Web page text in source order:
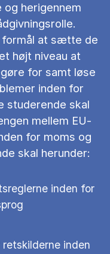
herigennem
formål at sætte de
højt niveau at
for samt løse
inden for
studerende skal
mellem EU-
for moms og
skal herunder:
inden for
inden